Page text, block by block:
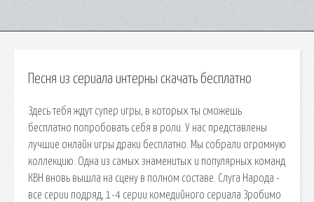
Песня из сериала интерны скачать бесплатно
Здесь тебя ждут супер игры, в которых ты сможешь
бесплатно попробовать себя в роли. У нас представлены
лучшие онлайн игры драки бесплатно. Мы собрали огромную
коллекцию. Одна из самых знаменитых и популярных команд
КВН вновь вышла на сцену в полном составе. Слуга Народа -
все серии подряд, 1-4 серии комедийного сериала Зробимо